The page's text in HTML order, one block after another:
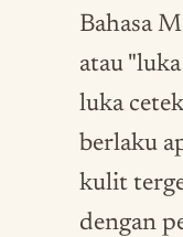
Bahasa
atau
luka
berlaku
kulit
dengan